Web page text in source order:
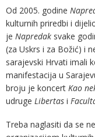
Od 2005. godine
kulturnih priredbi i
je Napredak svake
(za Uskrs i za Božić) i
sarajevski Hrvati imali
manifestacija u
broju je koncert Kao
udruge Libertas i
Treba naglasiti da se